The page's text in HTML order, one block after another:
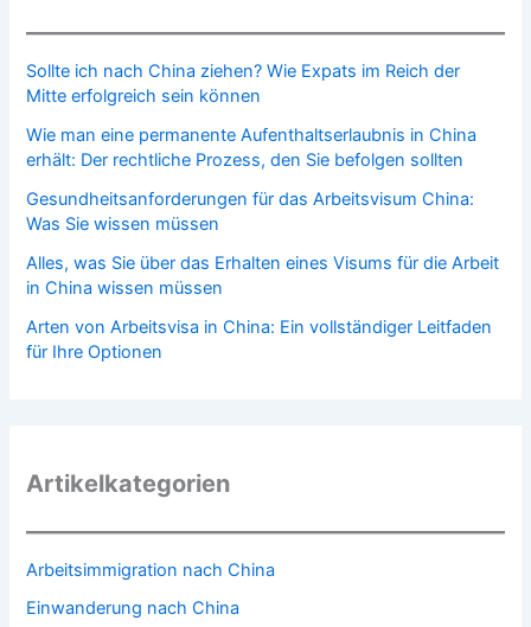
Sollte ich nach China ziehen? Wie Expats im Reich der
Mitte erfolgreich sein können
Wie man eine permanente Aufenthaltserlaubnis in China
erhält: Der rechtliche Prozess, den Sie befolgen sollten
Gesundheitsanforderungen für das Arbeitsvisum China:
Was Sie wissen müssen
Alles, was Sie über das Erhalten eines Visums für die Arbeit
in China wissen müssen
Arten von Arbeitsvisa in China: Ein vollständiger Leitfaden
für Ihre Optionen
Artikelkategorien
Arbeitsimmigration nach China
Einwanderung nach China